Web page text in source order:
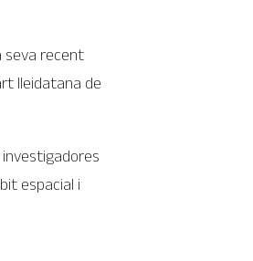
seva recent
lleidatana de
investigadores
espacial i